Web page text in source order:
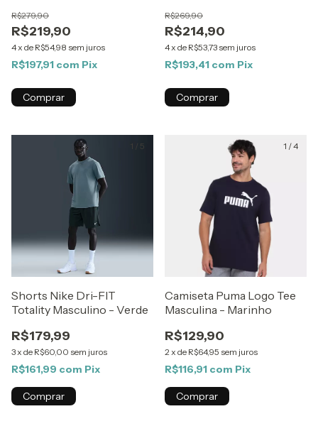
R$219,90
R$279,90
4 x de R$54,98 sem juros
R$197,91 com Pix
Comprar
R$214,90
R$269,90
4 x de R$53,73 sem juros
R$193,41 com Pix
Comprar
1 / 5
Shorts Nike Dri-FIT
Totality Masculino - Verde
R$179,99
3 x de R$60,00 sem juros
R$161,99 com Pix
Comprar
1 /4
Camiseta Puma Logo Tee
Masculina - Marinho
R$129,90
2 x de R$64,95 sem juros
R$116,91 com Pix
Comprar